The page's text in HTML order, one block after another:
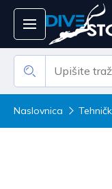
Naslovnica